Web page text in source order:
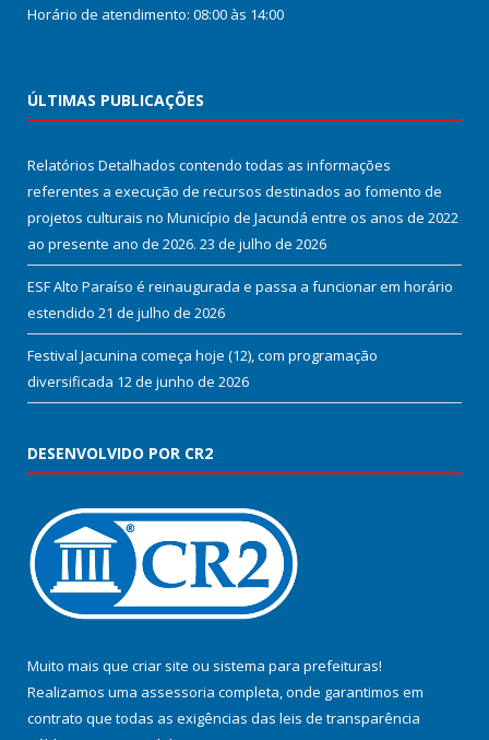
Horário de atendimento: 08:00 às 14:00
ÚLTIMAS PUBLICAÇÕES
Relatórios Detalhados contendo todas as informações
referentes a execução de recursos destinados ao fomento de
projetos culturais no Município de Jacundá entre os anos de 2022
ao presente ano de 2026. 23 de julho de 2026
ESF Alto Paraíso é reinaugurada e passa a funcionar em horário
estendido 21 de julho de 2026
Festival Jacunina começa hoje (12), com programação
diversificada 12 de junho de 2026
DESENVOLVIDO POR CR2
Muito mais que criar site ou sistema para prefeituras!
Realizamos uma assessoria completa, onde garantimos em
contrato que todas as exigências das leis de transparência